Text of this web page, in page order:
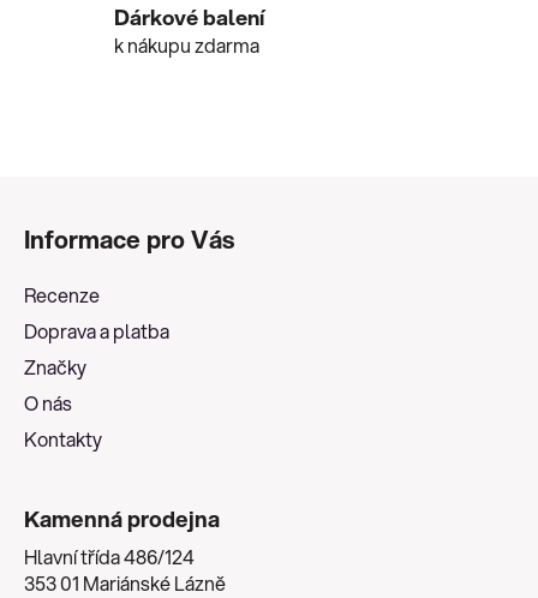
Dárkové balení
k nákupu zdarma
Informace pro Vás
Recenze
Doprava a platba
Značky
O nás
Kontakty
Kamenná prodejna
Hlavní třída 486/124
353 01 Mariánské Lázně